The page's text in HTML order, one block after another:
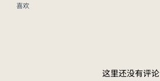
喜欢
这里还没有评论